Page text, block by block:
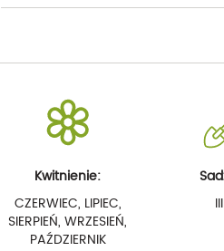
Kwitnienie:
CZERWIEC, LIPIEC,
SIERPIEŃ, WRZESIEŃ,
PAŹDZIERNIK